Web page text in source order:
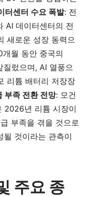
터센터 수요 폭발: 전
AI 데이터센터의 전
새로운 성장 동력으
월 동안 중국의
질렀으며, AI 열풍으
리튬 배터리 저장장
부족 전환 전망: 모건
2026년 리튬 시장이
부족을 겪을 것으로
될 것이라는 관측이
주요 종